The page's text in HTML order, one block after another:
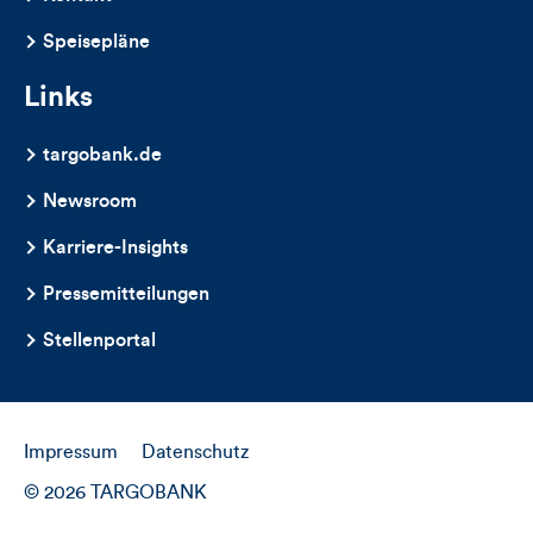
Speisepläne
Links
targobank.de
Newsroom
Karriere-Insights
Pressemitteilungen
Stellenportal
Impressum Datenschutz
© 2026 TARGOBANK